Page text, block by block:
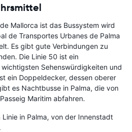
Mallorca ist das Bussystem wird
de Transportes Urbanes de Palma
Es gibt gute Verbindungen zu
Die Linie 50 ist ein
Sehenswürdigkeiten und
ein Doppeldecker, dessen oberer
es Nachtbusse in Palma, die von
Maritim abfahren.
in Palma, von der Innenstadt